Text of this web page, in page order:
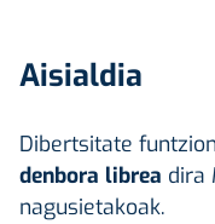
Aisialdia
Dibertsitate
denbora librea dira
nagusietakoak.